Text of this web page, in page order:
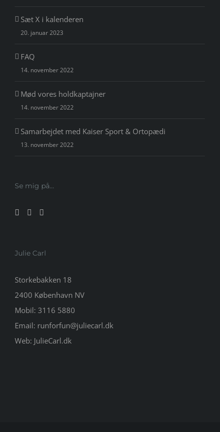
Sæt X i kalenderen
20. januar 2023
FAQ
14. november 2022
Mød vores holdkaptajner
14. november 2022
Samarbejdet med Kaiser Sport & Ortopædi
13. november 2022
Se mig på…
Julie Carl
Storkebakken 18
2400 København NV
Mobil: 3116 5880
Email: runforfun@juliecarl.dk
Web: JulieCarl.dk